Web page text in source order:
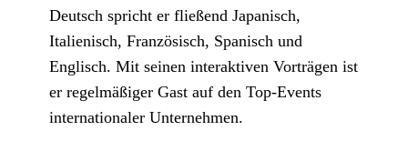
Deutsch spricht er fließend Japanisch,
Italienisch, Französisch, Spanisch und
Englisch. Mit seinen interaktiven Vorträgen ist
er regelmäßiger Gast auf den Top-Events
internationaler Unternehmen.